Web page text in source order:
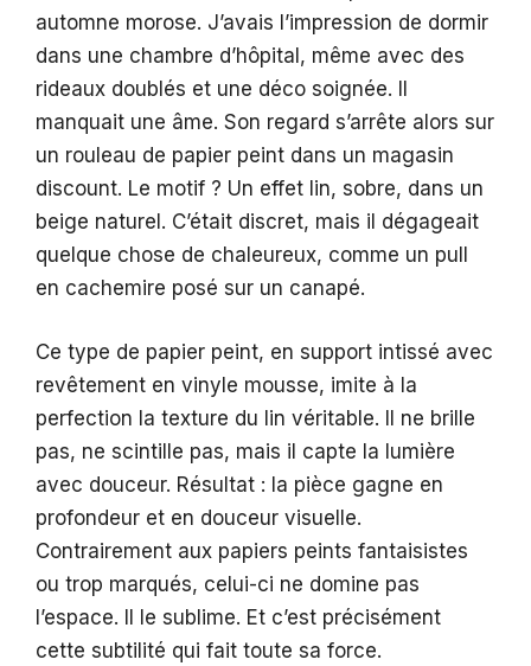
automne morose. J’avais l’impression de dormir
dans une chambre d’hôpital, même avec des
rideaux doublés et une déco soignée. Il
manquait une âme. Son regard s’arrête alors sur
un rouleau de papier peint dans un magasin
discount. Le motif ? Un effet lin, sobre, dans un
beige naturel. C’était discret, mais il dégageait
quelque chose de chaleureux, comme un pull
en cachemire posé sur un canapé.
Ce type de papier peint, en support intissé avec
revêtement en vinyle mousse, imite à la
perfection la texture du lin véritable. Il ne brille
pas, ne scintille pas, mais il capte la lumière
avec douceur. Résultat : la pièce gagne en
profondeur et en douceur visuelle.
Contrairement aux papiers peints fantaisistes
ou trop marqués, celui-ci ne domine pas
l’espace. Il le sublime. Et c’est précisément
cette subtilité qui fait toute sa force.